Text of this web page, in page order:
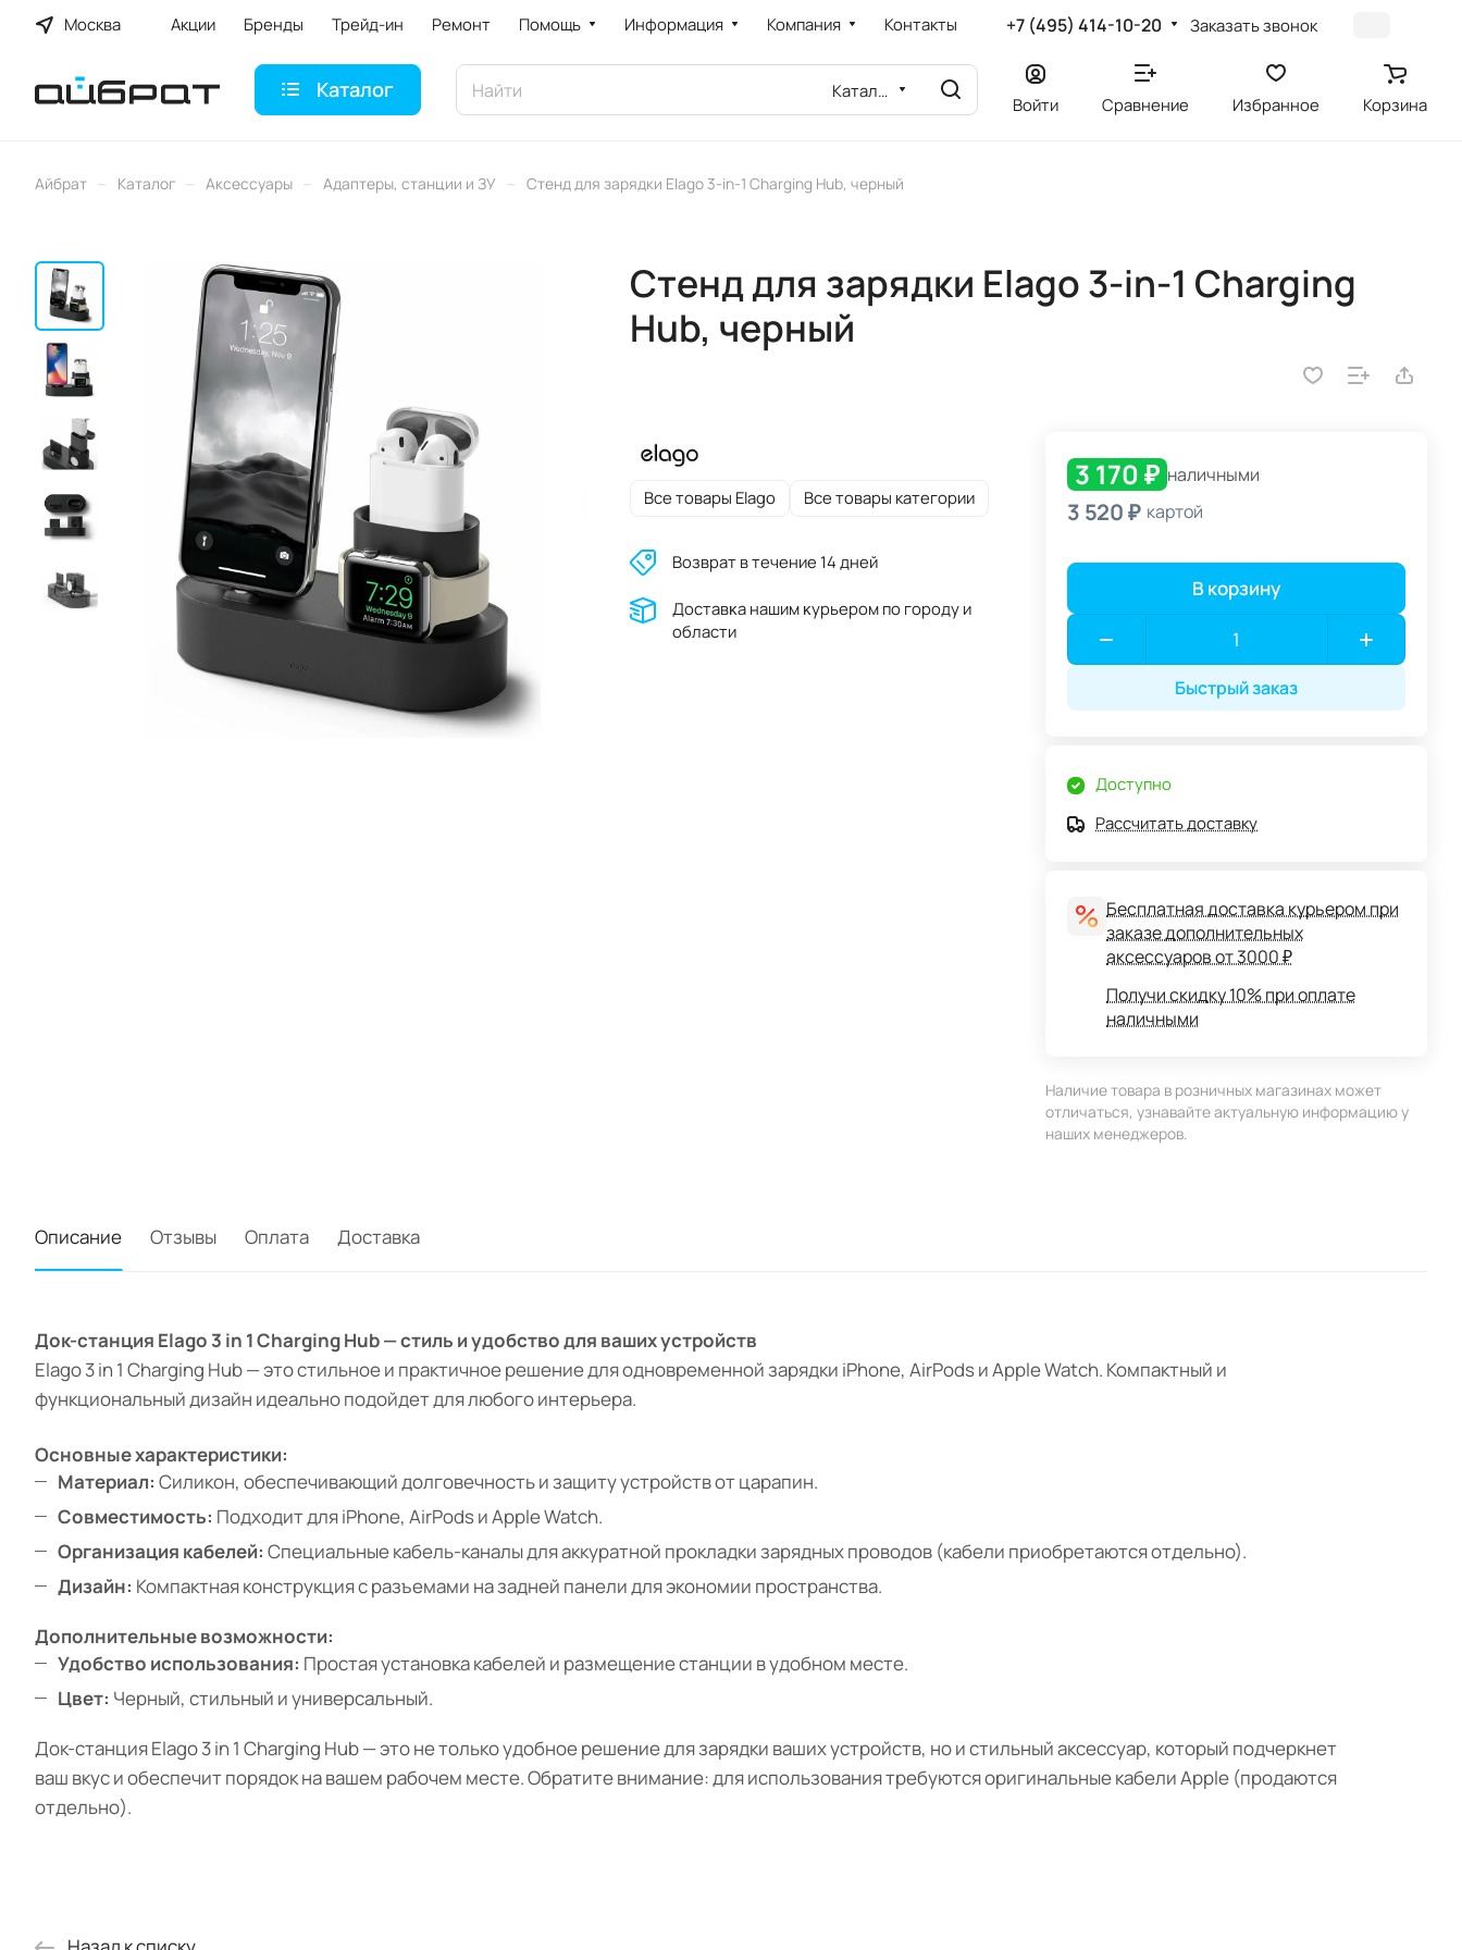
Москва Акции Бренды Трейд-ин Ремонт Помощь Информация Компания Контакты +7 (495) 414-10-20 Заказать звонок
Каталог Каталог
Войти Сравнение Избранное Корзина
Айбрат – Каталог – Аксессуары – Адаптеры, станции и ЗУ – Стенд для зарядки Elago 3-in-1 Charging Hub, черный
Стенд для зарядки Elago 3-in-1 Charging
Hub, черный
Все товары Elago Все товары категории
Возврат в течение 14 дней
Доставĸа нашим ĸурьером по городу и
области
3 170 ₽ наличными
3 520 ₽ картой
В корзину
Быстрый заказ
Доступно
Рассчитать доставку
Бесплатная доставка курьером при
заказе дополнительных
аксессуаров от 3000 ₽
Получи скидку 10% при оплате
наличными
Наличие товара в розничных магазинах может
отличаться, узнавайте актуальную информацию у
наших менеджеров.
Описание Отзывы Оплата Доставка
Док-станция Elago 3 in 1 Charging Hub — стиль и удобство для ваших устройств
Elago 3 in 1 Charging Hub — это стильное и практичное решение для одновременной зарядки iPhone, AirPods и Apple Watch. Компактный и
функциональный дизайн идеально подойдет для любого интерьера.
Основные характеристики:
Материал: Силикон, обеспечивающий долговечность и защиту устройств от царапин.
Совместимость: Подходит для iPhone, AirPods и Apple Watch.
Организация кабелей: Специальные кабель-каналы для аккуратной прокладки зарядных проводов (кабели приобретаются отдельно).
Дизайн: Компактная конструкция с разъемами на задней панели для экономии пространства.
Дополнительные возможности:
Удобство использования: Простая установка кабелей и размещение станции в удобном месте.
Цвет: Черный, стильный и универсальный.
Док-станция Elago 3 in 1 Charging Hub — это не только удобное решение для зарядки ваших устройств, но и стильный аксессуар, который подчеркнет
ваш вкус и обеспечит порядок на вашем рабочем месте. Обратите внимание: для использования требуются оригинальные кабели Apple (продаются
отдельно).